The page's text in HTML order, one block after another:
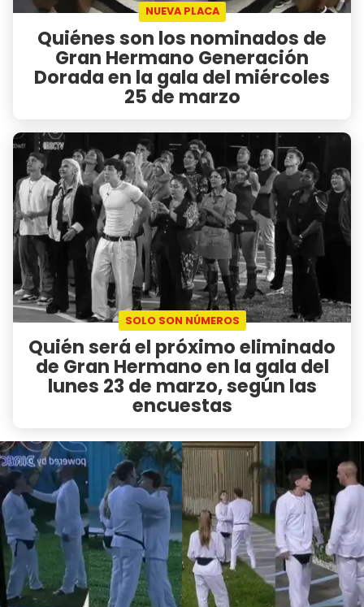
NUEVA PLACA
Quiénes son los nominados de
Gran Hermano Generación
Dorada en la gala del miércoles
25 de marzo
SOLO SON NÚMEROS
Quién será el próximo eliminado
de Gran Hermano en la gala del
lunes 23 de marzo, según las
encuestas